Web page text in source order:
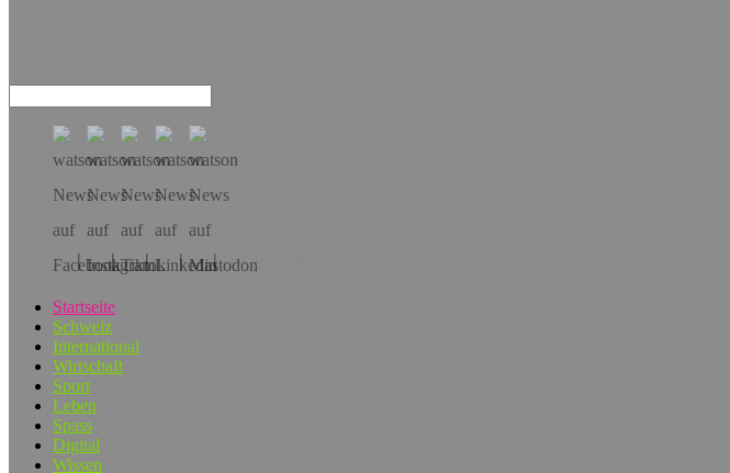
Hol dir die App!
Startseite
Schweiz
International
Wirtschaft
Sport
Leben
Spass
Digital
Wissen